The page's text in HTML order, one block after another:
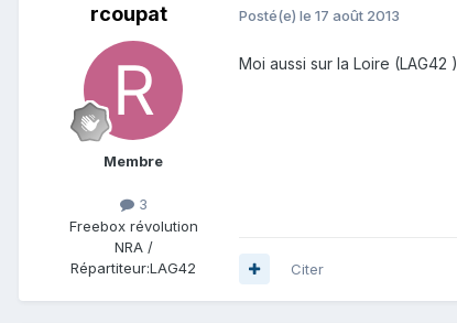
rcoupat
Membre
3
Freebox révolution
NRA /
Répartiteur:LAG42
Posté(e) le 17 août 2013
Moi aussi sur la Loire (LAG42 )
Citer